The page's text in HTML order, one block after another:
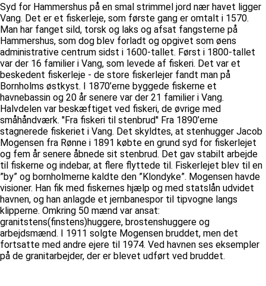
Syd for Hammershus på en smal strimmel jord nær havet ligger
Vang. Det er et fiskerleje, som første gang er omtalt i 1570.
Man har fanget sild, torsk og laks og afsat fangsterne på
Hammershus, som dog blev forladt og opgivet som øens
administrative centrum sidst i 1600-tallet. Først i 1800-tallet
var der 16 familier i Vang, som levede af fiskeri. Det var et
beskedent fiskerleje - de store fiskerlejer fandt man på
Bornholms østkyst. I 1870’erne byggede fiskerne et
havnebassin og 20 år senere var der 21 familier i Vang.
Halvdelen var beskæftiget ved fiskeri, de øvrige med
småhåndværk. ''Fra fiskeri til stenbrud'' Fra 1890’erne
stagnerede fiskeriet i Vang. Det skyldtes, at stenhugger Jacob
Mogensen fra Rønne i 1891 købte en grund syd for fiskerlejet
og fem år senere åbnede sit stenbrud. Det gav stabilt arbejde
til fiskerne og indebar, at flere flyttede til. Fiskerlejet blev til en
”by” og bornholmerne kaldte den ”Klondyke”. Mogensen havde
visioner. Han fik med fiskernes hjælp og med statslån udvidet
havnen, og han anlagde et jernbanespor til tipvogne langs
klipperne. Omkring 50 mænd var ansat:
granitstens(finstens)huggere, brostenshuggere og
arbejdsmænd. I 1911 solgte Mogensen bruddet, men det
fortsatte med andre ejere til 1974. Ved havnen ses eksempler
på de granitarbejder, der er blevet udført ved bruddet.